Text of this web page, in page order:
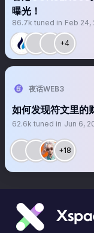
曝光！
86.7k tuned in Feb 24,
+4
夜话WEB3
如何发现符文里的
62.6k tuned in Jun 6,
+18